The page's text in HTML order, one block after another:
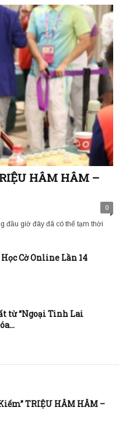
HÂM HÂM –
0
đầu giờ đây đã có thể tạm thời
Cờ Online Lần 14
từ “Ngoại Tinh Lai
TRIỆU HÂM HÂM –